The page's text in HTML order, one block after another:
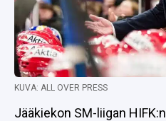
KUVA: ALL OVER PRESS
Jääkiekon SM-liigan